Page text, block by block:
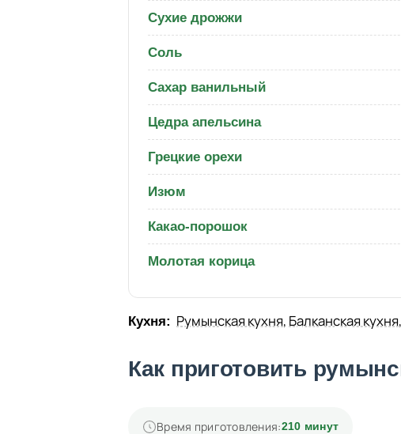
Сухие дрожжи
Соль
Сахар ванильный
Цедра апельсина
Грецкие орехи
Изюм
Какао-порошок
Молотая корица
Кухня: Румынская кухня, Балканская кухня,
Как приготовить
Время приготовления:210 минут